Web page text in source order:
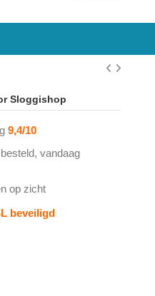
Sloggishop
9,4/10
vandaag
op zicht
beveiligd